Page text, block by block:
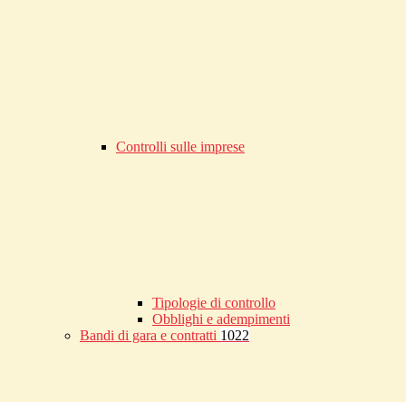
Controlli sulle imprese
Tipologie di controllo
Obblighi e adempimenti
Bandi di gara e contratti 1022